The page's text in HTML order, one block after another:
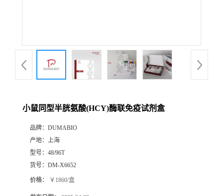
品
小鼠同型半胱氨酸(HCY)酶联免疫试剂盒
品牌： DUMABIO
产地： 上海
型号： 48/96T
货号： DM-X6652
价格： ￥1860/盒